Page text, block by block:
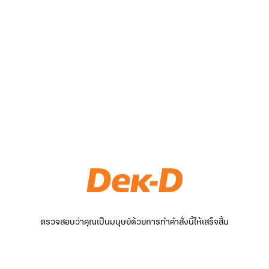
ตรวจสอบว่าคุณเป็นมนุษย์ด้วยการทำคำสั่งนี้ให้เสร็จสิ้น